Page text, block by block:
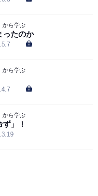
から学ぶ
ったのか
から学ぶ
から学ぶ
」！